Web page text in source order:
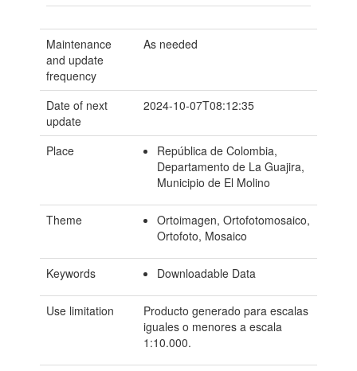
Maintenance
and update
frequency
As needed
Date of next
update
2024-10-07T08:12:35
Place
República de Colombia,
Departamento de La Guajira,
Municipio de El Molino
Theme
Ortoimagen, Ortofotomosaico,
Ortofoto, Mosaico
Keywords Downloadable Data
Use limitation
Producto generado para escalas
iguales o menores a escala
1:10.000.